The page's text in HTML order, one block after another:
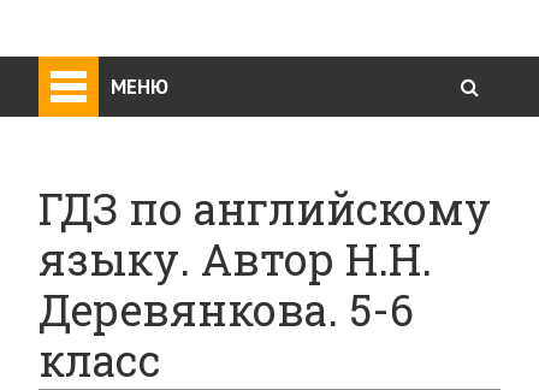
МЕНЮ
ГДЗ по английскому
языку. Автор Н.Н.
Деревянкова. 5-6
класс